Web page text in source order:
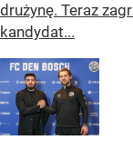
drużynę. Teraz
kandydat...